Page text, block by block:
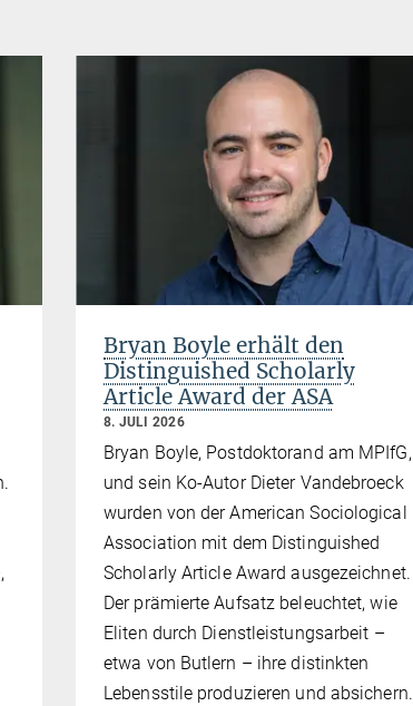
Bryan Boyle erhält den
Distinguished Scholarly
Article Award der ASA
8. JULI 2026
Bryan Boyle, Postdoktorand am MPIfG,
und sein Ko-Autor Dieter Vandebroeck
wurden von der American Sociological
Association mit dem Distinguished
Scholarly Article Award ausgezeichnet.
Der prämierte Aufsatz beleuchtet, wie
Eliten durch Dienstleistungsarbeit –
etwa von Butlern – ihre distinkten
Lebensstile produzieren und absichern.